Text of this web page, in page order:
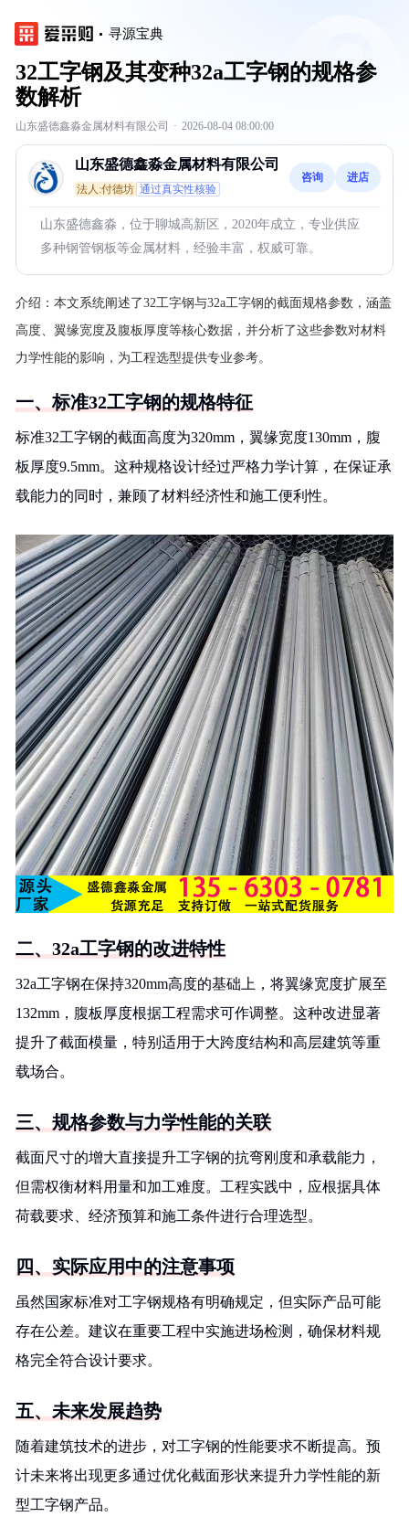
寻源宝典
32工字钢及其变种32a工字钢的规格参
数解析
山东盛德鑫淼金属材料有限公司 · 2026-08-04 08:00:00
山东盛德鑫淼金属材料有限公司
法人:付德坊 通过真实性核验
咨询 进店
山东盛德鑫淼，位于聊城高新区，2020年成立，专业供应
多种钢管钢板等金属材料，经验丰富，权威可靠。
介绍： 本文系统阐述了32工字钢与32a工字钢的截面规格参数，涵盖
高度、翼缘宽度及腹板厚度等核心数据，并分析了这些参数对材料
力学性能的影响，为工程选型提供专业参考。
一、标准32工字钢的规格特征
标准32工字钢的截面高度为320mm，翼缘宽度130mm，腹
板厚度9.5mm。这种规格设计经过严格力学计算，在保证承
载能力的同时，兼顾了材料经济性和施工便利性。
二、32a工字钢的改进特性
32a工字钢在保持320mm高度的基础上，将翼缘宽度扩展至
132mm，腹板厚度根据工程需求可作调整。这种改进显著
提升了截面模量，特别适用于大跨度结构和高层建筑等重
载场合。
三、规格参数与力学性能的关联
截面尺寸的增大直接提升工字钢的抗弯刚度和承载能力，
但需权衡材料用量和加工难度。工程实践中，应根据具体
荷载要求、经济预算和施工条件进行合理选型。
四、实际应用中的注意事项
虽然国家标准对工字钢规格有明确规定，但实际产品可能
存在公差。建议在重要工程中实施进场检测，确保材料规
格完全符合设计要求。
五、未来发展趋势
随着建筑技术的进步，对工字钢的性能要求不断提高。预
计未来将出现更多通过优化截面形状来提升力学性能的新
型工字钢产品。